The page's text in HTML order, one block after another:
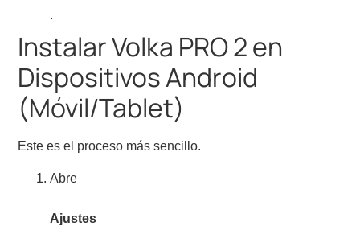
.
Instalar Volka PRO 2 en
Dispositivos Android
(Móvil/Tablet)
Este es el proceso más sencillo.
Abre
Ajustes